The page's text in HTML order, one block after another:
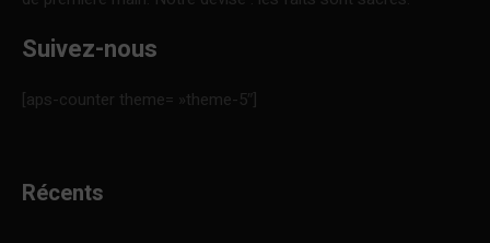
Suivez-nous
[aps-counter theme= »theme-5″]
Récents